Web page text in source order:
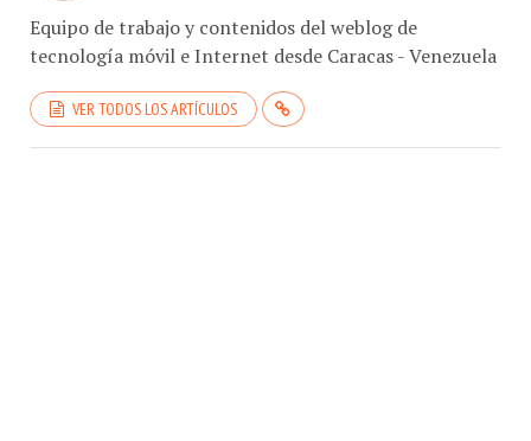
Equipo de trabajo y contenidos del weblog de
tecnología móvil e Internet desde Caracas - Venezuela
VER TODOS LOS ARTÍCULOS